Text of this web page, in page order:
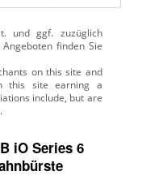
und ggf. zuzüglich
finden Sie
iO Series 6